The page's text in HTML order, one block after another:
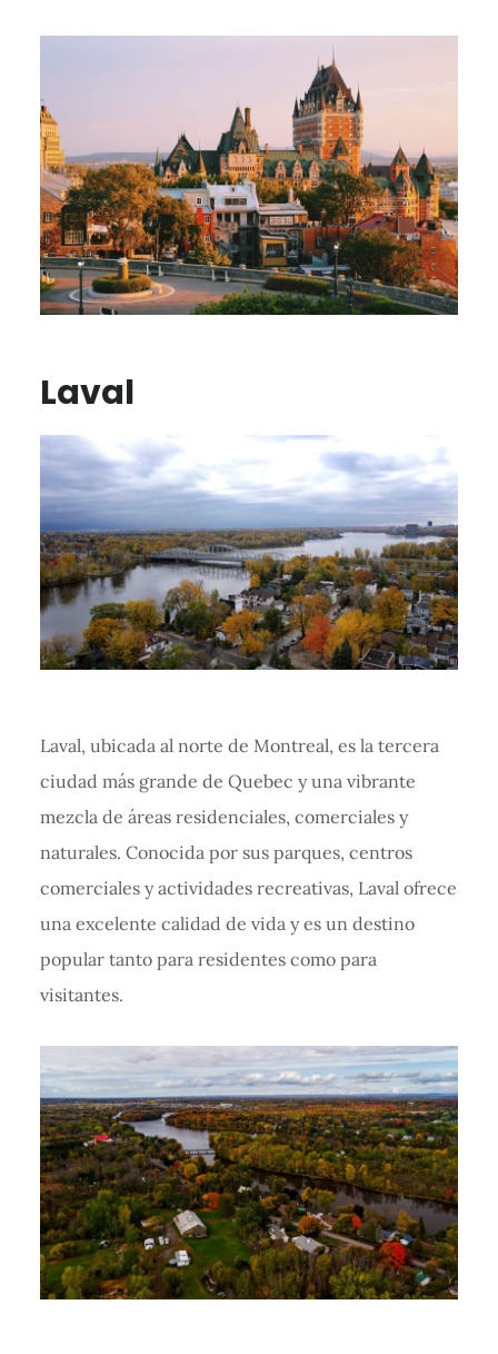
Laval
Laval, ubicada al norte de Montreal, es la tercera
ciudad más grande de Quebec y una vibrante
mezcla de áreas residenciales, comerciales y
naturales. Conocida por sus parques, centros
comerciales y actividades recreativas, Laval ofrece
una excelente calidad de vida y es un destino
popular tanto para residentes como para
visitantes.